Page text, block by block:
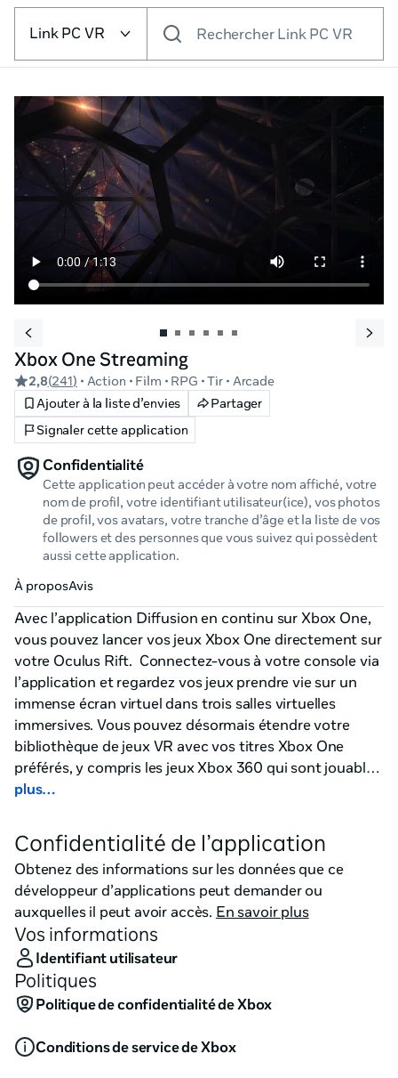
plateforme VR
Link PC VR Rechercher Link PC VR
Xbox One Streaming
2,8(241) • Action • Film • RPG • Tir • Arcade
Ajouter à la liste d’envies
Partager
Signaler cette application
Confidentialité
Cette application peut accéder à votre nom affiché, votre
nom de profil, votre identifiant utilisateur(ice), vos photos
de profil, vos avatars, votre tranche d’âge et la liste de vos
followers et des personnes que vous suivez qui possèdent
aussi cette application.
À proposAvis
Avec l’application Diffusion en continu sur Xbox One,
vous pouvez lancer vos jeux Xbox One directement sur
votre Oculus Rift.  Connectez-vous à votre console via
l’application et regardez vos jeux prendre vie sur un
immense écran virtuel dans trois salles virtuelles
immersives. Vous pouvez désormais étendre votre
bibliothèque de jeux VR avec vos titres Xbox One
préférés, y compris les jeux Xbox 360 qui sont jouables
sur Xbox One. Diffusion en continu sur Xbox One
au même réseau que votre PC à la maison.
* La fonctionnalité Xbox One de compatibilité
descendante fonctionne avec certains jeux Xbox 360 ;
voir http://www.xbox.com/backcompat. Xbox Live et
Internet haut débit requis pour le téléchargement
initial de jeux sur la console. Diffusion vers un appareil
à la fois.
plus…
Confidentialité de l’application
Obtenez des informations sur les données que ce
développeur d’applications peut demander ou
auxquelles il peut avoir accès. En savoir plus
Vos informations
Identifiant utilisateur
Politiques
Politique de confidentialité de Xbox
Conditions de service de Xbox